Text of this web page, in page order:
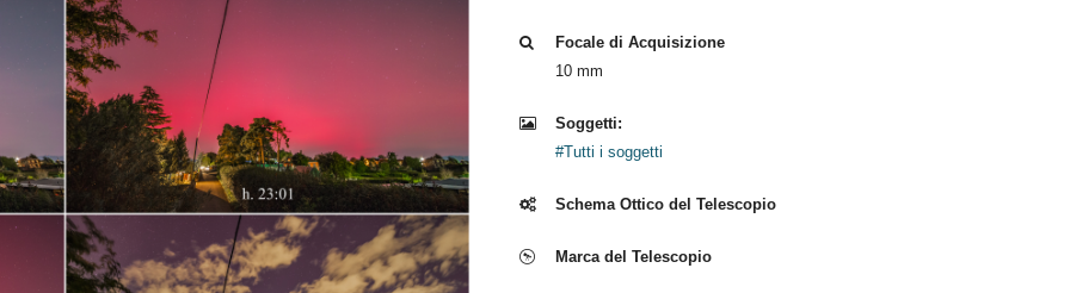
Focale di Acquisizione
10 mm
Soggetti:
#Tutti i soggetti
Schema Ottico del Telescopio
Marca del Telescopio